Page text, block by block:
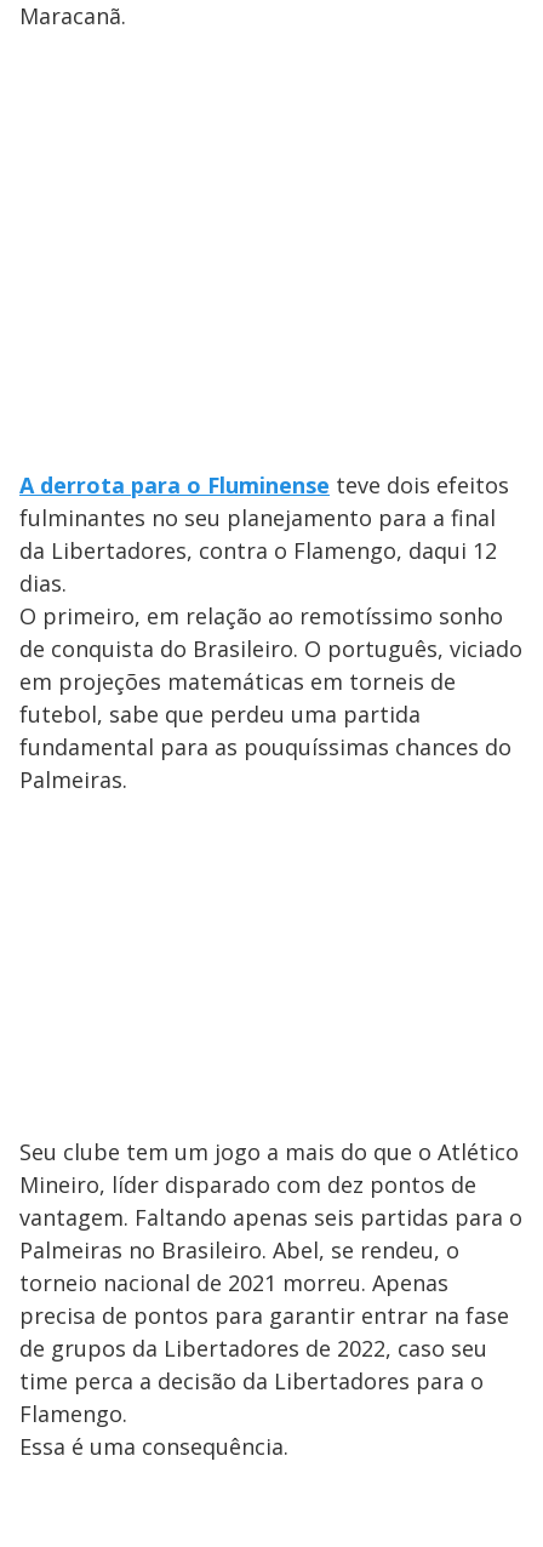
Maracanã.
A derrota para o Fluminense teve dois efeitos
fulminantes no seu planejamento para a final
da Libertadores, contra o Flamengo, daqui 12
dias.
O primeiro, em relação ao remotíssimo sonho
de conquista do Brasileiro. O português, viciado
em projeções matemáticas em torneis de
futebol, sabe que perdeu uma partida
fundamental para as pouquíssimas chances do
Palmeiras.
Seu clube tem um jogo a mais do que o Atlético
Mineiro, líder disparado com dez pontos de
vantagem. Faltando apenas seis partidas para o
Palmeiras no Brasileiro. Abel, se rendeu, o
torneio nacional de 2021 morreu. Apenas
precisa de pontos para garantir entrar na fase
de grupos da Libertadores de 2022, caso seu
time perca a decisão da Libertadores para o
Flamengo.
Essa é uma consequência.